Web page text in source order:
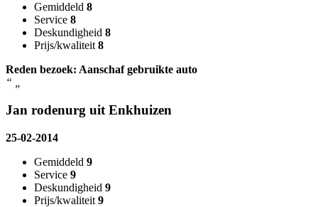
Gemiddeld 8
Service 8
Deskundigheid 8
Prijs/kwaliteit 8
Reden bezoek: Aanschaf gebruikte auto
“
Jan rodenurg uit Enkhuizen
25-02-2014
Gemiddeld 9
Service 9
Deskundigheid 9
Prijs/kwaliteit 9